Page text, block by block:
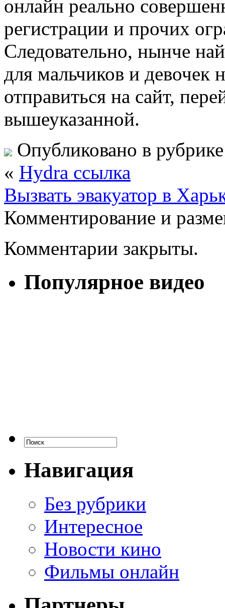
онлайн реально
регистрации и прочих
Следовательно, нынче
для мальчиков и девочек
отправиться на сайт,
вышеуказанной.
Опубликовано в
« Hydra ссылка
Вызвать эвакуатор в
Комментирование и
Комментарии закрыты.
Популярное видео
Навигация
Без рубрики
Интересное
Новости кино
Фильмы онлайн